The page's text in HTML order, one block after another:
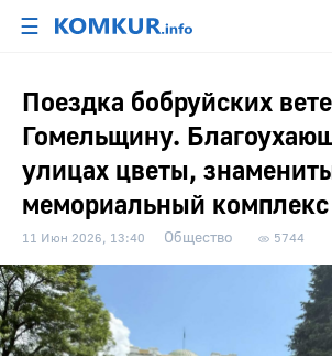
☰
Поездка бобруйских
Гомельщину.
улицах цветы,
мемориальный
11 Июн 2026, 13:40 Общество 5744